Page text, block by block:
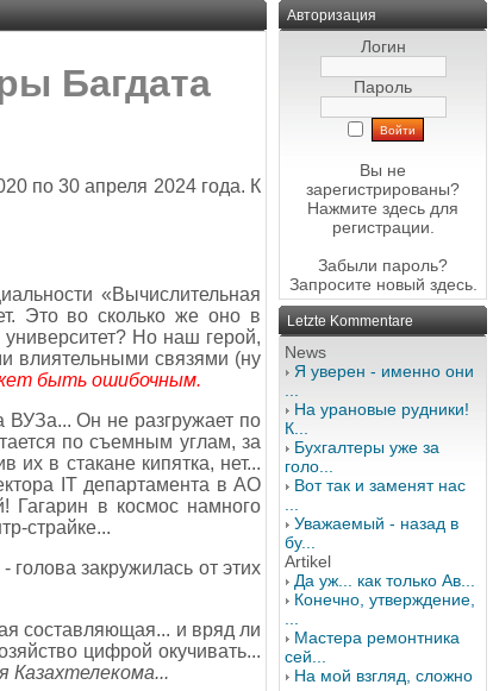
Багдата
по 30 апреля 2024 года. К
«Вычислительная
Это во сколько же оно в
Но наш герой,
влиятельными связями (ну
быть ошибочным.
ВУЗа... Он не разгружает по
по съемным углам, за
в стакане кипятка, нет...
IT департамента в АО
Гагарин в космос намного
страйке...
голова закружилась от этих
составляющая... и вряд ли
цифрой окучивать...
Казахтелекома...
Авторизация
Логин
Пароль
Вы не
зарегистрированы?
Нажмите здесь для
регистрации.
Забыли пароль?
Запросите новый здесь.
Letzte Kommentare
News
Я уверен - именно они
На урановые рудники!
К...
Бухгалтеры уже за
голо...
Вот так и заменят нас
Уважаемый - назад в
бу...
Artikel
Да уж... как только Ав...
Конечно, утверждение,
Мастера ремонтника
сей...
На мой взгляд, сложно